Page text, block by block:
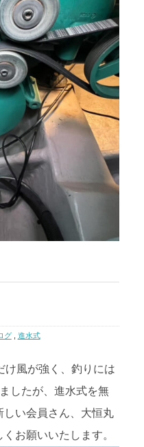
グ, 進水式
け風が強く、釣りには
したが、進水式を無
い会員さん、大恒丸
お願いいたします。